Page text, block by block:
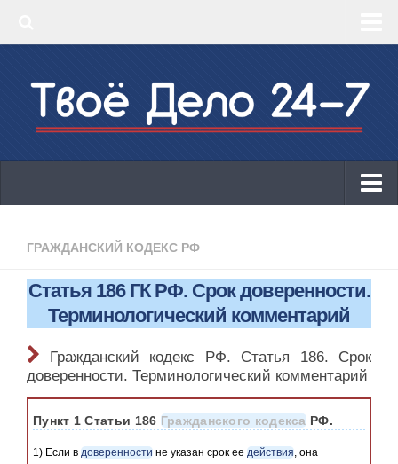
‣ КБК 2019
КБК 2019
ОКВЭД 2019
Онлайн-кассы 2019: 54-ФЗ!
Законодательство
ГРАЖДАНСКИЙ КОДЕКС РФ
Статья 186 ГК РФ. Срок доверенности.
Терминологический комментарий
Гражданский кодекс РФ. Статья 186. Срок
доверенности. Терминологический комментарий
Пункт 1 Статьи 186 Гражданского кодекса РФ.
1) Если в доверенности не указан срок ее действия, она